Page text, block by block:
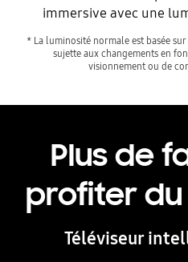
immersive avec une
* La luminosité normale est basée
sujette aux changements en
visionnement ou de
Plus de
profiter
Téléviseur